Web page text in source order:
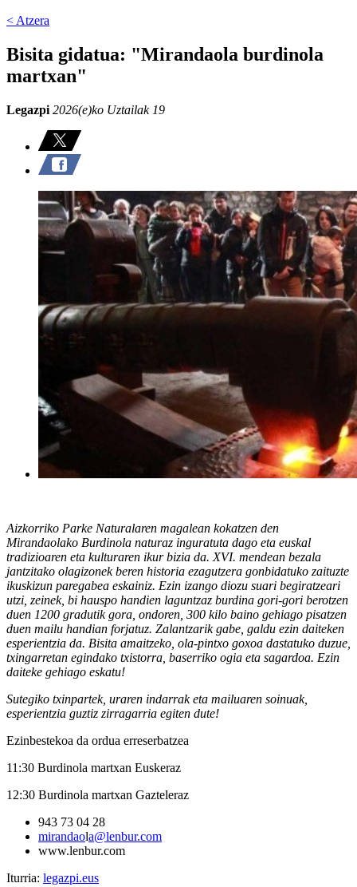
< Atzera
Bisita gidatua: "Mirandaola burdinola
martxan"
Legazpi 2026(e)ko Uztailak 19
Aizkorriko Parke Naturalaren magalean kokatzen den
Mirandaolako Burdinola naturaz inguratuta dago eta euskal
tradizioaren eta kulturaren ikur bizia da. XVI. mendean bezala
jantzitako olagizonek beren historia ezagutzera gonbidatuko zaituzte
ikuskizun paregabea eskainiz. Ezin izango diozu suari begiratzeari
utzi, zeinek, bi hauspo handien laguntzaz burdina gori-gori berotzen
duen 1200 gradutik gora, ondoren, 300 kilo baino gehiago pisatzen
duen mailu handian forjatuz. Zalantzarik gabe, galdu ezin daiteken
esperientzia da. Bisita amaitzeko, ola-pintxo goxoa dastatuko duzue,
txingarretan egindako txistorra, baserriko ogia eta sagardoa. Ezin
daiteke gehiago eskatu!
Sutegiko txinpartek, uraren indarrak eta mailuaren soinuak,
esperientzia guztiz zirragarria egiten dute!
Ezinbestekoa da ordua erreserbatzea
11:30 Burdinola martxan Euskeraz
12:30 Burdinola martxan Gazteleraz
943 73 04 28
mirandaola@lenbur.com
www.lenbur.com
Iturria: legazpi.eus